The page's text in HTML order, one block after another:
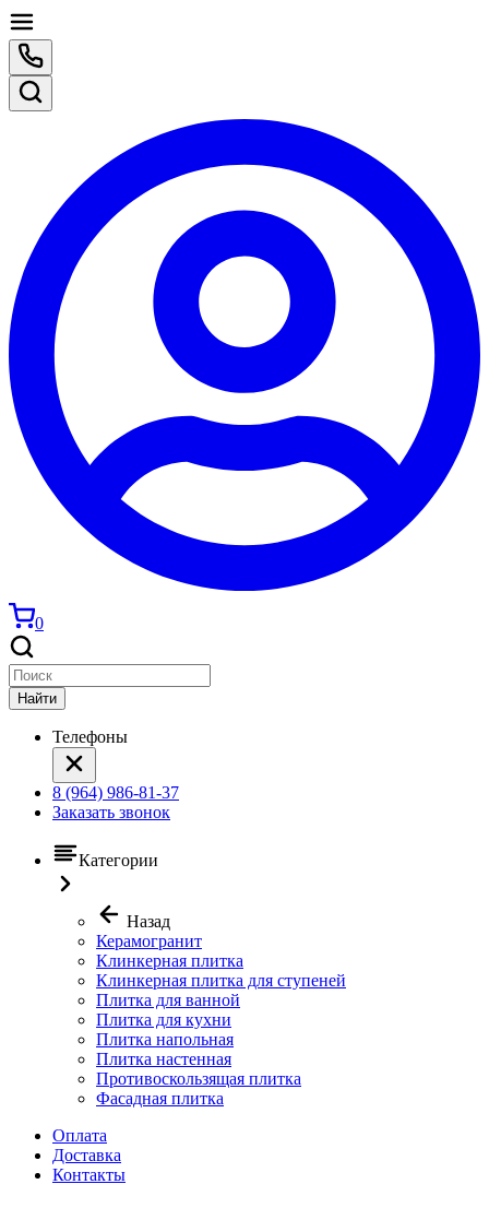
0
Найти
Телефоны
8 (964) 986-81-37
Заказать звонок
Категории
Назад
Керамогранит
Клинкерная плитка
Клинкерная плитка для ступеней
Плитка для ванной
Плитка для кухни
Плитка напольная
Плитка настенная
Противоскользящая плитка
Фасадная плитка
Оплата
Доставка
Контакты